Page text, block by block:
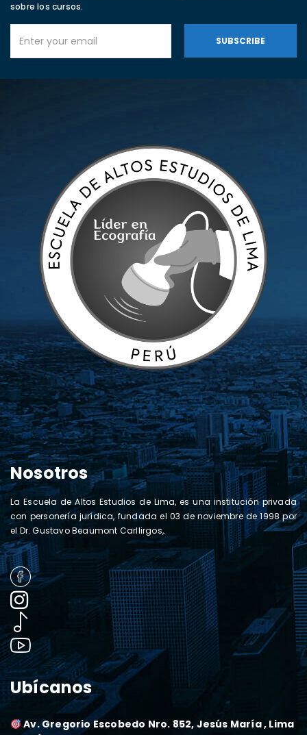
sobre los cursos.
SUBSCRIBE
Nosotros
La Escuela de Altos Estudios de Lima, es una institución privada
con personería jurídica, fundada el 03 de noviembre de 1998 por
el Dr. Gustavo Beaumont Carllirgos,.
Ubícanos
Av. Gregorio Escobedo Nro. 852, Jesús María , Lima